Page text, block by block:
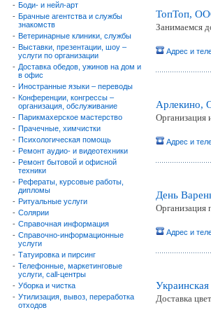
- Боди- и нейл-арт
- Брачные агентства и службы
знакомств
- Ветеринарные клиники, службы
- Выставки, презентации, шоу –
услуги по организации
- Доставка обедов, ужинов на дом и
в офис
- Иностранные языки – переводы
- Конференции, конгрессы –
организация, обслуживание
- Парикмахерское мастерство
- Прачечные, химчистки
- Психологическая помощь
- Ремонт аудио- и видеотехники
- Ремонт бытовой и офисной
техники
- Рефераты, курсовые работы,
дипломы
- Ритуальные услуги
- Солярии
- Справочная информация
- Справочно-информационные
услуги
- Татуировка и пирсинг
- Телефонные, маркетинговые
услуги, call-центры
- Уборка и чистка
- Утилизация, вывоз, переработка
отходов
ТопТоп,
Занимаемся
Адрес и
Арлекино,
Организация
Адрес и
День
Организация
Адрес и
Доставка